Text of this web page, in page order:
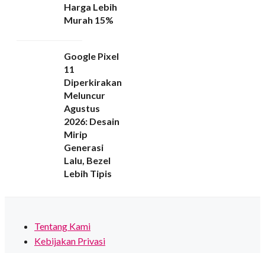
Harga Lebih
Murah 15%
Google Pixel
11
Diperkirakan
Meluncur
Agustus
2026: Desain
Mirip
Generasi
Lalu, Bezel
Lebih Tipis
Tentang Kami
Kebijakan Privasi